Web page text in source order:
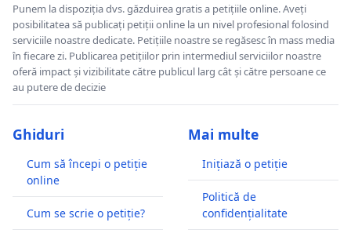
Punem la dispoziția dvs. găzduirea gratis a petițiile online. Aveți
posibilitatea să publicați petiții online la un nivel profesional folosind
serviciile noastre dedicate. Petițiile noastre se regăsesc în mass media
în fiecare zi. Publicarea petițiilor prin intermediul serviciilor noastre
oferă impact și vizibilitate către publicul larg cât și către persoane ce
au putere de decizie
Ghiduri
Cum să începi o petiție
online
Cum se scrie o petiție?
Mai multe
Inițiază o petiție
Politică de
confidențialitate